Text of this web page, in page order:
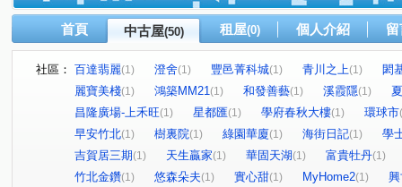
首頁 中古屋(50) 租屋(0) 個人介紹
社區： 百達翡麗(1) 澄舍(1) 豐邑菁科城(1) 青川之上(1)
閎
麗寶美棧(1) 鴻築MM21(1) 和發善藝(1) 溪霞隱(1)
昌隆廣場-上禾旺(1) 星都匯(1) 學府春秋大樓(1) 環球市
早安竹北(1) 樹裏院(1) 綠園華廈(1) 海街日記(1)
學
吉賀居三期(1) 天生贏家(1) 華固天湖(1) 富貴牡丹(1)
竹北金鑽(1) 悠森朵夫(1) 實心甜(1) MyHome2(1)